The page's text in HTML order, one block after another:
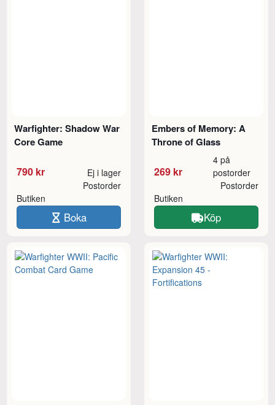
Warfighter: Shadow War
Core Game
790 kr Ej i lager
Butiken
Postorder
Boka
Embers of Memory: A
Throne of Glass
269 kr
4 på
postorder
Butiken
Postorder
Köp